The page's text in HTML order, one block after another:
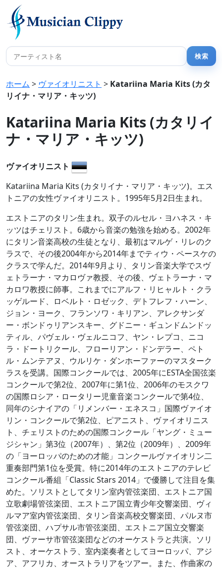
ホーム > ヴァイオリニスト > Katariina Maria Kits (カタ
リイナ・マリア・キッツ)
Katariina Maria Kits (カタリイ
ナ・マリア・キッツ)
ヴァイオリニスト
Katariina Maria Kits (カタリイナ・マリア・キッツ)。エス
トニアの女性ヴァイオリニスト。1995年5月2日生まれ。
エストニアのタリン生まれ。双子のルセル・ヨハネス・キ
ッツはチェリスト。6歳から音楽の勉強を始める。2002年
にタリン音楽高校の生徒となり、最初はマルゲ・リレのク
ラスで、その後2004年から2014年までティウ・ペースケの
クラスで学んだ。2014年9月より、タリン音楽大学でスヴ
ェトラーナ・マカロヴァ教授、その後、ヴェトラーナ・マ
カロワ教授に師事。これまでにアルフ・リヒャルト・クラ
ッゲルード、ロベルト・ロゼック、デトフレフ・ハーン、
ジョン・ヨーク、フランソワ・キリアン、アレクサンダ
ー・ボンドゥリアンスキー、グドニー・ギュンドムンドッ
ティル、パヴェル・ヴェルニコフ、ヤン・レプコ、ニコ
ラ・ドートリクール、フローリアン・ドンデラー、ペト
ル・ムンテアヌ、ウルリケ・ダンホーファーのマスターク
ラスを受講。国際コンクールでは、2005年にESTA全国弦楽
コンクールで第2位、2007年に第1位、2006年のモスクワ
の国際ロシア・ロータリー児童音楽コンクールで第4位、
同年のシナイアの「リメンバー・エネスコ」国際ヴァイオ
リン・コンクールで第2位、ピアニスト、ヴァイオリニス
ト、チェリストのための国際コンクール「ヤング・ミュー
ジシャン」第3位（2007年）、第2位（2009年）、2009年
の「ヨーロッパのための才能」コンクールヴァイオリン二
重奏部門第1位を受賞。特に2014年のエストニアのテレビ
コンクール番組「Classic Stars 2014」で優勝して注目を集
めた。ソリストとしてタリン室内管弦楽団、エストニア国
立歌劇場管弦楽団、エストニア国立青少年交響楽団、ヴィ
ルマア室内管弦楽団、タリン音楽高校交響楽団、パルヌ市
管弦楽団、ハプサル市管弦楽団、エストニア国立交響楽
団、ヴァーサ市管弦楽団などのオーケストラと共演。ソリ
スト、オーケストラ、室内楽奏者としてヨーロッパ、アジ
ア、アフリカ、オーストラリアをツアー。また、作曲家の